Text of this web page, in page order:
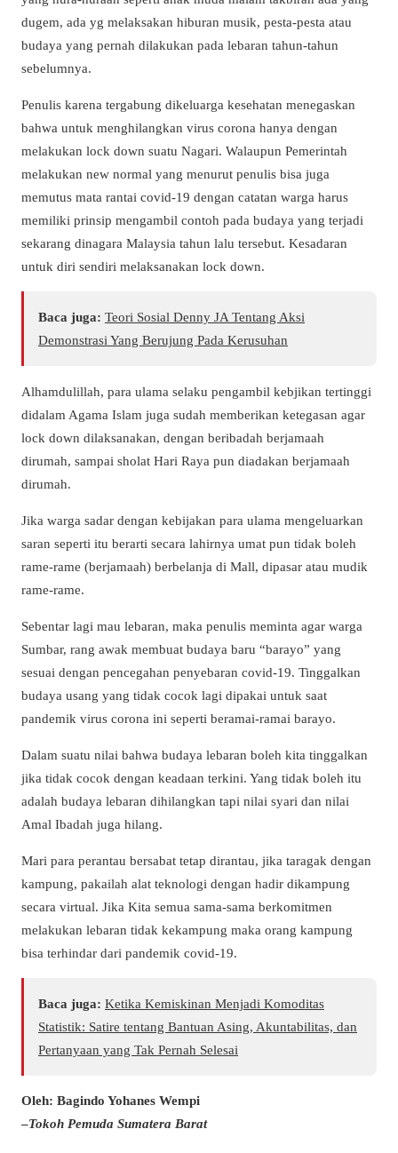
dugem, ada yg melaksakan hiburan musik, pesta-pesta atau
budaya yang pernah dilakukan pada lebaran tahun-tahun
sebelumnya.
Penulis karena tergabung dikeluarga kesehatan menegaskan
bahwa untuk menghilangkan virus corona hanya dengan
melakukan lock down suatu Nagari. Walaupun Pemerintah
melakukan new normal yang menurut penulis bisa juga
memutus mata rantai covid-19 dengan catatan warga harus
memiliki prinsip mengambil contoh pada budaya yang terjadi
sekarang dinagara Malaysia tahun lalu tersebut. Kesadaran
untuk diri sendiri melaksanakan lock down.
Baca juga: Teori Sosial Denny JA Tentang Aksi
Demonstrasi Yang Berujung Pada Kerusuhan
Alhamdulillah, para ulama selaku pengambil kebjikan tertinggi
didalam Agama Islam juga sudah memberikan ketegasan agar
lock down dilaksanakan, dengan beribadah berjamaah
dirumah, sampai sholat Hari Raya pun diadakan berjamaah
dirumah.
Jika warga sadar dengan kebijakan para ulama mengeluarkan
saran seperti itu berarti secara lahirnya umat pun tidak boleh
rame-rame (berjamaah) berbelanja di Mall, dipasar atau mudik
rame-rame.
Sebentar lagi mau lebaran, maka penulis meminta agar warga
Sumbar, rang awak membuat budaya baru “barayo” yang
sesuai dengan pencegahan penyebaran covid-19. Tinggalkan
budaya usang yang tidak cocok lagi dipakai untuk saat
pandemik virus corona ini seperti beramai-ramai barayo.
Dalam suatu nilai bahwa budaya lebaran boleh kita tinggalkan
jika tidak cocok dengan keadaan terkini. Yang tidak boleh itu
adalah budaya lebaran dihilangkan tapi nilai syari dan nilai
Amal Ibadah juga hilang.
Mari para perantau bersabat tetap dirantau, jika taragak dengan
kampung, pakailah alat teknologi dengan hadir dikampung
secara virtual. Jika Kita semua sama-sama berkomitmen
melakukan lebaran tidak kekampung maka orang kampung
bisa terhindar dari pandemik covid-19.
Baca juga: Ketika Kemiskinan Menjadi Komoditas
Statistik: Satire tentang Bantuan Asing, Akuntabilitas, dan
Pertanyaan yang Tak Pernah Selesai
Oleh: Bagindo Yohanes Wempi
–Tokoh Pemuda Sumatera Barat